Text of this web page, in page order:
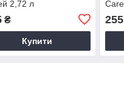
2,72 л
₴
Купити
255